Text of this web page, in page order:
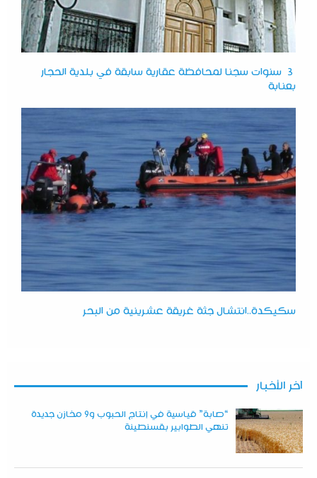
3 سنوات سجنا لمحافظة عقارية سابقة في بلدية الحجار
بعنابة
سكيكدة..انتشال جثة غريقة عشرينية من البحر
آخر الأخبار
“صابة” قياسية في إنتاج الحبوب و9 مخازن جديدة
تنهي الطوابير بقسنطينة